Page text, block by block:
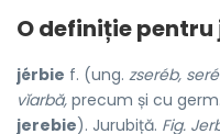
O definiție pentru
jérbie f. (ung. zseréb,
vĭarbă, precum și cu germ.
jerebie). Jurubiță. Fig.